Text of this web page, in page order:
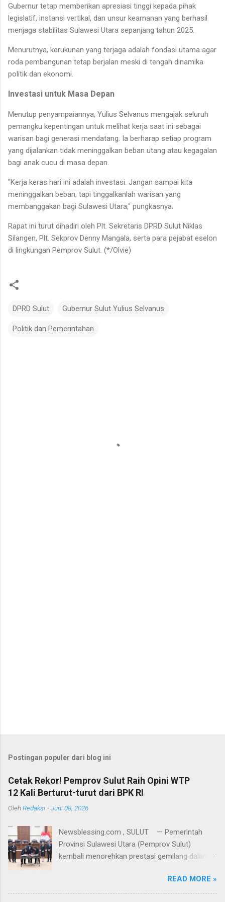
Gubernur tetap memberikan apresiasi tinggi kepada pihak
legislatif, instansi vertikal, dan unsur keamanan yang berhasil
menjaga stabilitas Sulawesi Utara sepanjang tahun 2025.
​Menurutnya, kerukunan yang terjaga adalah fondasi utama agar
roda pembangunan tetap berjalan meski di tengah dinamika
politik dan ekonomi.
Investasi untuk Masa Depan
​Menutup penyampaiannya, Yulius Selvanus mengajak seluruh
pemangku kepentingan untuk melihat kerja saat ini sebagai
warisan bagi generasi mendatang. Ia berharap setiap program
yang dijalankan tidak meninggalkan beban utang atau kegagalan
bagi anak cucu di masa depan.
​"Kerja keras hari ini adalah investasi. Jangan sampai kita
meninggalkan beban, tapi tinggalkanlah warisan yang
membanggakan bagi Sulawesi Utara," pungkasnya.
​Rapat ini turut dihadiri oleh Plt. Sekretaris DPRD Sulut Niklas
Silangen, Plt. Sekprov Denny Mangala, serta para pejabat eselon
di lingkungan Pemprov Sulut. (*/Olvie)
DPRD Sulut Gubernur Sulut Yulius Selvanus
Politik dan Pemerintahan
Postingan populer dari blog ini
Cetak Rekor! Pemprov Sulut Raih Opini WTP
12 Kali Berturut-turut dari BPK RI
OlehRedaksi -Juni 08, 2026
Newsblessing.com , SULUT — Pemerintah
Provinsi Sulawesi Utara (Pemprov Sulut)
kembali menorehkan prestasi gemilang dalam
Keuangan (BPK) Republik Indonesia secara
resmi menganugerahkan opini Wajar Tanpa
READ MORE »